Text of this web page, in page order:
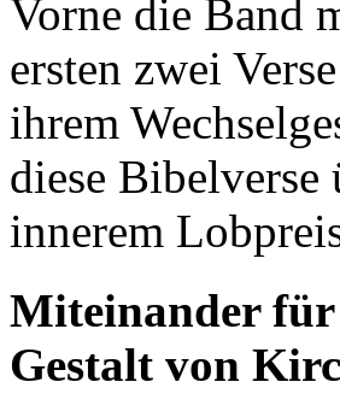
Vorne die Band
ersten zwei
ihrem
diese Bibelverse
innerem
Miteinander für
Gestalt von